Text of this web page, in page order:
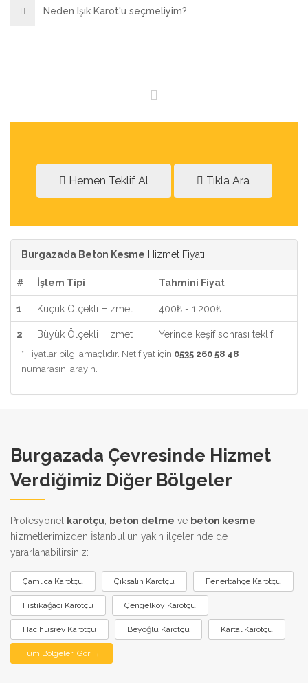
Neden Işık Karot'u seçmeliyim?
Hemen Teklif Al Tıkla Ara
Burgazada Beton Kesme Hizmet Fiyatı
# İşlem Tipi Tahmini Fiyat
1 Küçük Ölçekli Hizmet 400₺ - 1.200₺
2 Büyük Ölçekli Hizmet Yerinde keşif sonrası teklif
* Fiyatlar bilgi amaçlıdır. Net fiyat için 0535 260 58 48
numarasını arayın.
Burgazada Çevresinde Hizmet
Verdiğimiz Diğer Bölgeler
Profesyonel karotçu beton delme ve beton kesme
hizmetlerimizden İstanbul'un yakın ilçelerinde de
yararlanabilirsiniz:
Çamlıca Karotçu Çıksalın Karotçu Fenerbahçe Karotçu
Fıstıkağacı Karotçu Çengelköy Karotçu
Hacıhüsrev Karotçu Beyoğlu Karotçu Kartal Karotçu
Tüm Bölgeleri Gör →